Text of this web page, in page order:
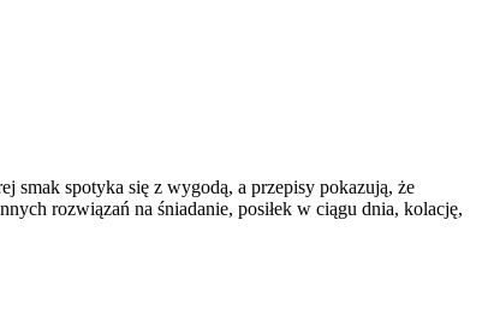
smak spotyka się z wygodą, a przepisy pokazują, że
rozwiązań na śniadanie, posiłek w ciągu dnia, kolację,